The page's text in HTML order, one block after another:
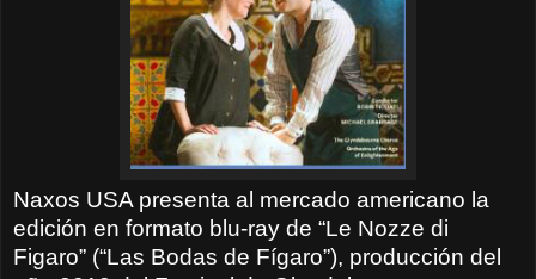
Naxos USA presenta al mercado americano la
edición en formato blu-ray de “Le Nozze di
Figaro” (“Las Bodas de Fígaro”), producción del